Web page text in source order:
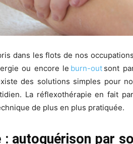
dans les flots de nos
ou encore le burn-out sont
des solutions simples pour
La réflexothérapie en fait
de plus en plus pratiquée.
: autoguérison par